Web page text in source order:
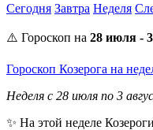
Сегодня Завтра Неделя
⚠️ Гороскоп на 28 июля - 3
Гороскоп Козерога на
Неделя с 28 июля по 3
✨ На этой неделе